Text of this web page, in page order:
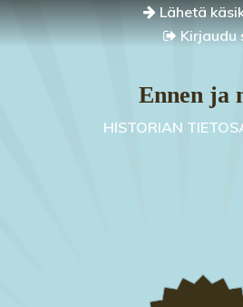
Lähetä
Kirjaudu
Ennen ja
HISTORIAN